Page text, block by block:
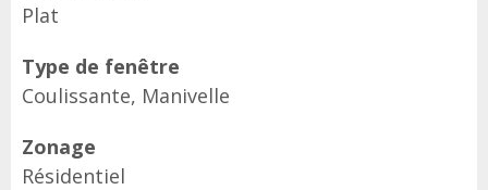
Plat
Type de fenêtre
Coulissante, Manivelle
Zonage
Résidentiel